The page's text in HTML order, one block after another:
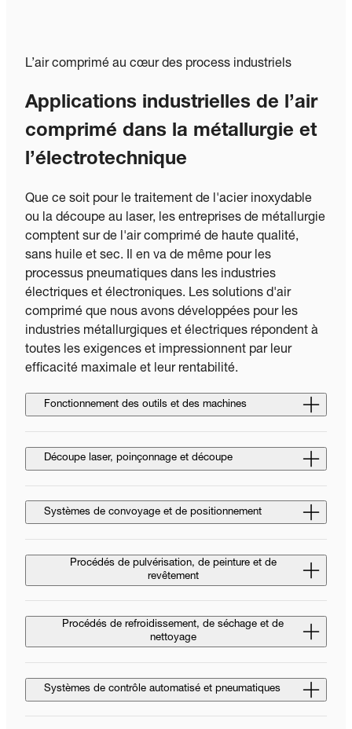
L’air comprimé au cœur des process industriels
Applications industrielles de l’air
comprimé dans la métallurgie et
l’électrotechnique
Que ce soit pour le traitement de l'acier inoxydable
ou la découpe au laser, les entreprises de métallurgie
comptent sur de l'air comprimé de haute qualité,
sans huile et sec. Il en va de même pour les
processus pneumatiques dans les industries
électriques et électroniques. Les solutions d'air
comprimé que nous avons développées pour les
industries métallurgiques et électriques répondent à
toutes les exigences et impressionnent par leur
efficacité maximale et leur rentabilité.
Fonctionnement des outils et des machines
Découpe laser, poinçonnage et découpe
Systèmes de convoyage et de positionnement
Procédés de pulvérisation, de peinture et de
revêtement
Procédés de refroidissement, de séchage et de
nettoyage
Systèmes de contrôle automatisé et pneumatiques